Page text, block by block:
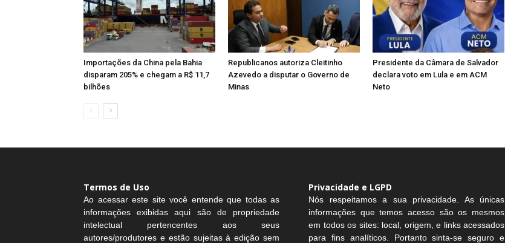
Importações da China pela Bahia
disparam 205% e chegam a R$ 11,7
bilhões
Republicanos autoriza Cleitinho
Azevedo a disputar o Governo de
Minas
Presidente da Câmara de Salvador
declara voto em Lula e em ACM
Neto
Termos de Uso
Ao acessar este site você entende que todas as
informações exibidas aqui são de propriedade
intelectual pertencentes aos seus
autores/produtores e estão sujeitas à edição sem
Privacidade e LGPD
Nós respeitamos a sua privacidade. As únicas
informações que temos acesso são os mesmos
em todos os sites: local, origem, e links acessados
para fins analíticos. Portanto sinta-se seguro e